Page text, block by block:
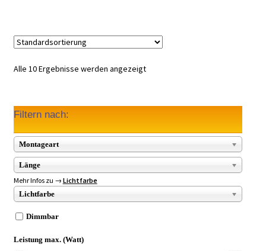
Alle 10 Ergebnisse werden angezeigt
Filtern nach:
Montageart
Länge
Mehr Infos zu → Lichtfarbe
Lichtfarbe
Dimmbar
Leistung max. (Watt)